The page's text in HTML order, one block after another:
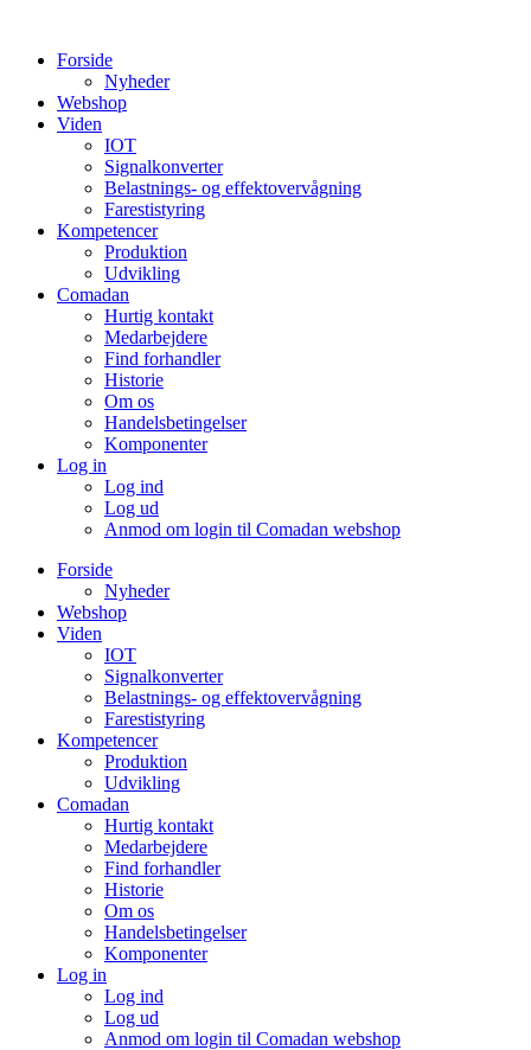
indholdForside
Nyheder
Webshop
Viden
IOT
Signalkonverter
Belastnings- og effektovervågning
Farestistyring
Kompetencer
Produktion
Udvikling
Comadan
Hurtig kontakt
Medarbejdere
Find forhandler
Historie
Om os
Handelsbetingelser
Komponenter
Log in
Log ind
Log ud
Anmod om login til Comadan webshop
Forside
Nyheder
Webshop
Viden
IOT
Signalkonverter
Belastnings- og effektovervågning
Farestistyring
Kompetencer
Produktion
Udvikling
Comadan
Hurtig kontakt
Medarbejdere
Find forhandler
Historie
Om os
Handelsbetingelser
Komponenter
Log in
Log ind
Log ud
Anmod om login til Comadan webshop